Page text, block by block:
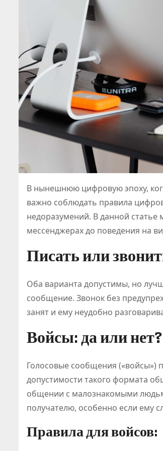
В нынешнюю цифровую эпоху,
важно соблюдать правила
недоразумений. В данной
мессенджерах до поведения на
Писать или
Оба варианта допустимы, но
сообщение. Звонок без
занят и ему неудобно
Войсы: да или нет?
Голосовые сообщения («войсы»)
допустимости такого формата
общении с малознакомыми
получателю, особенно если ему
Правила для войсов: